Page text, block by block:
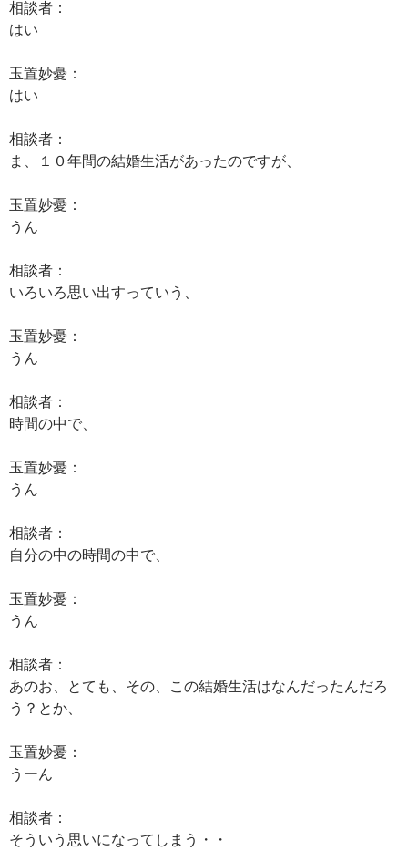
相談者：
はい
玉置妙憂：
はい
相談者：
ま、１０年間の結婚生活があったのですが、
玉置妙憂：
うん
相談者：
いろいろ思い出すっていう、
玉置妙憂：
うん
相談者：
時間の中で、
玉置妙憂：
うん
相談者：
自分の中の時間の中で、
玉置妙憂：
うん
相談者：
あのお、とても、その、この結婚生活はなんだったんだろ
う？とか、
玉置妙憂：
うーん
相談者：
そういう思いになってしまう・・